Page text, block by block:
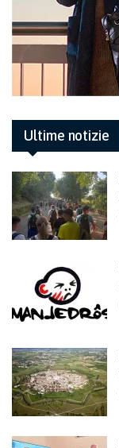
Ultime notizie